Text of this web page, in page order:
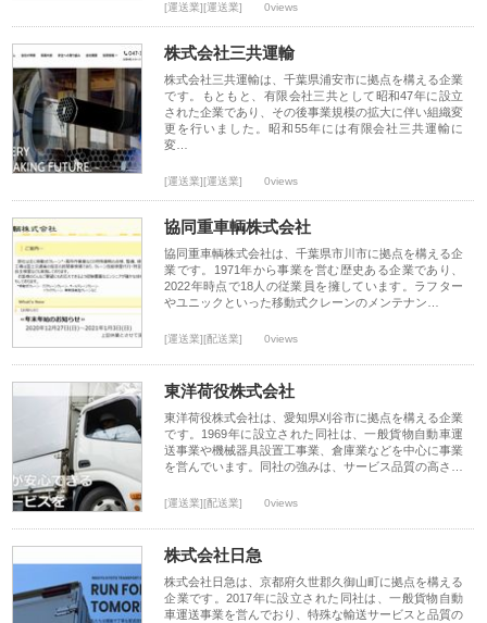
[運送業][運送業] 0views
株式会社三共運輸
株式会社三共運輸は、千葉県浦安市に拠点を構える企業
です。もともと、有限会社三共として昭和47年に設立
された企業であり、その後事業規模の拡大に伴い組織変
更を行いました。昭和55年には有限会社三共運輸に
変…
[運送業][運送業] 0views
協同重車輌株式会社
協同重車輌株式会社は、千葉県市川市に拠点を構える企
業です。1971年から事業を営む歴史ある企業であり、
2022年時点で18人の従業員を擁しています。ラフター
やユニックといった移動式クレーンのメンテナン…
[運送業][配送業] 0views
東洋荷役株式会社
東洋荷役株式会社は、愛知県刈谷市に拠点を構える企業
です。1969年に設立された同社は、一般貨物自動車運
送事業や機械器具設置工事業、倉庫業などを中心に事業
を営んでいます。同社の強みは、サービス品質の高さ…
[運送業][配送業] 0views
株式会社日急
株式会社日急は、京都府久世郡久御山町に拠点を構える
企業です。2017年に設立された同社は、一般貨物自動
車運送事業を営んでおり、特殊な輸送サービスと品質の